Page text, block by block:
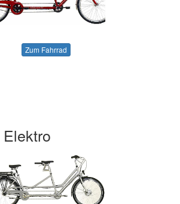
Zum Fahrrad